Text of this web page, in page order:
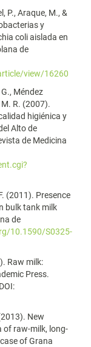
P., Araque, M., &
y
coli aislada en
de
view/16260
Méndez
R. (2007).
higiénica y
Alto de
de Medicina
(2011). Presence
bulk tank milk
de
10.1590/S0325-
Raw milk:
Press.
DOI:
New
of raw-milk, long-
of Grana